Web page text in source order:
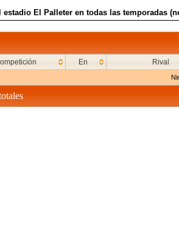
estadio El Palleter en todas las temporadas
En Rival